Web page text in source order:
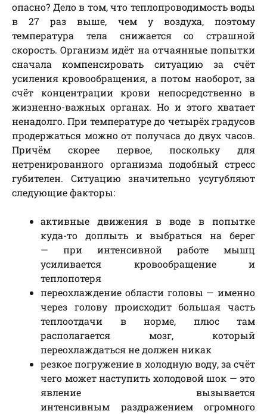
опасно? Дело в том, что теплопроводимость воды
в 27 раз выше, чем у воздуха, поэтому
температура тела снижается со страшной
скорость. Организм идёт на отчаянные попытки
сначала компенсировать ситуацию за счёт
усиления кровообращения, а потом наоборот, за
счёт концентрации крови непосредственно в
жизненно-важных органах. Но и этого хватает
ненадолго. При температуре до четырёх градусов
продержаться можно от получаса до двух часов.
Причём скорее первое, поскольку для
нетренированного организма подобный стресс
губителен. Ситуацию значительно усугубляют
следующие факторы:
активные движения в воде в попытке
куда-то доплыть и выбраться на берег
— при интенсивной работе мышц
усиливается кровообращение и
теплопотеря
переохлаждение области головы — именно
через голову происходит большая часть
теплоотдачи в норме, плюс там
располагается мозг, который
переохлаждаться не должен никак
резкое погружение в холодную воду, за счёт
чего может наступить холодовой шок — это
явление вызывается
интенсивным раздражением огромного